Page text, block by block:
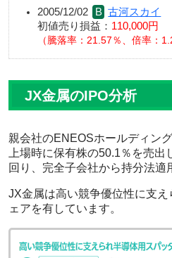
2005/12/02
古河スカイ
初値売り損益： 110,000円
騰落率：21.57％、倍率：
JX金属のIPO分析
親会社のENEOSホールディン
上場時に保有株の50.1％を売
回り、完全子会社から持分法適
JX金属は高い競争優位性に支
ェアを有しています。